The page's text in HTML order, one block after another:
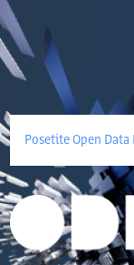
Posetite Open Data